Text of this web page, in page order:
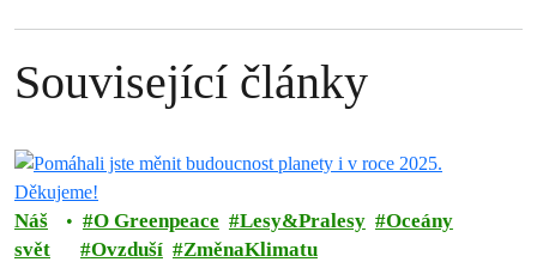
Související články
Náš
svět
O Greenpeace Lesy&Pralesy
Oceány
Ovzduší
ZměnaKlimatu